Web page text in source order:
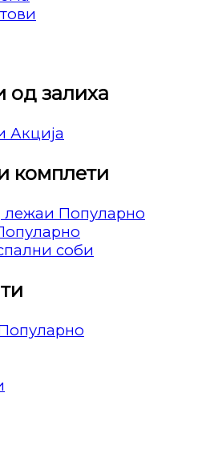
од залиха
комплети
лежаи
соби